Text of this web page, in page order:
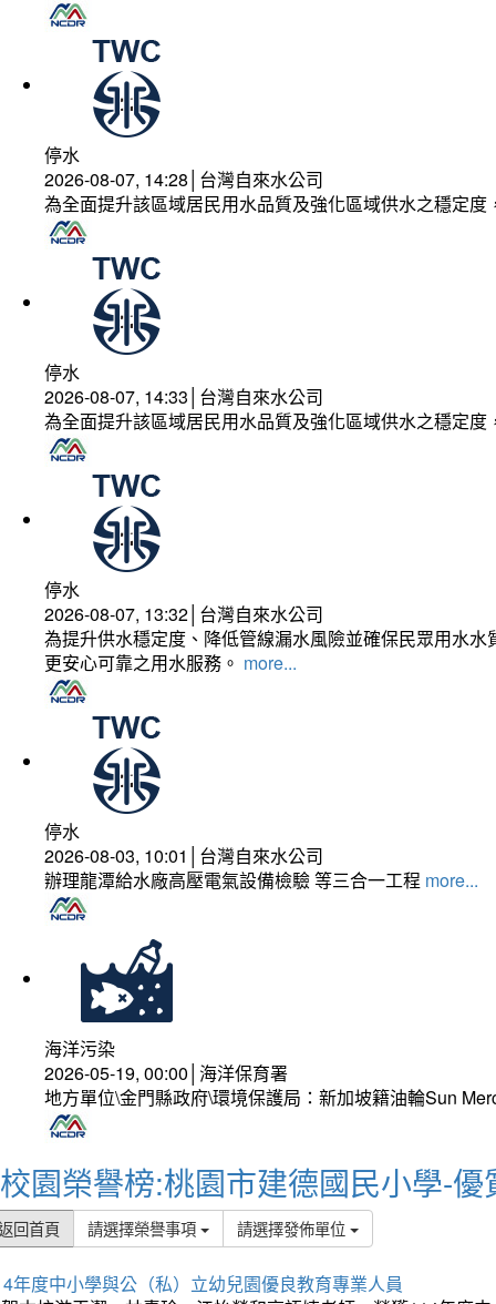
停水
2026-08-07, 14:28│台灣自來水公司
為全面提升該區域居民用水品質及強化區域供水之穩定
停水
2026-08-07, 14:33│台灣自來水公司
為全面提升該區域居民用水品質及強化區域供水之穩定
停水
2026-08-07, 13:32│台灣自來水公司
為提升供水穩定度、降低管線漏水風險並確保民眾用水
更安心可靠之用水服務。 more...
停水
2026-08-03, 10:01│台灣自來水公司
辦理龍潭給水廠高壓電氣設備檢驗 等三合一工程 more...
海洋污染
2026-05-19, 00:00│海洋保育署
地方單位\金門縣政府\環境保護局：新加坡籍油輪Sun
校園榮譽榜:桃園市建德國民小學-優
回首頁 請選擇榮譽事項 請選擇發佈單位
年度中小學與公（私）立幼兒園優良教育專業人員